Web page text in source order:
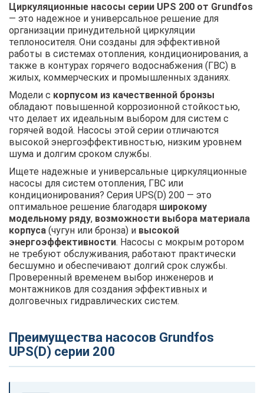
Циркуляционные насосы серии UPS 200 от Grundfos
— это надежное и универсальное решение для
организации принудительной циркуляции
теплоносителя. Они созданы для эффективной
работы в системах отопления, кондиционирования, а
также в контурах горячего водоснабжения (ГВС) в
жилых, коммерческих и промышленных зданиях.
Модели с корпусом из качественной бронзы
обладают повышенной коррозионной стойкостью,
что делает их идеальным выбором для систем с
горячей водой. Насосы этой серии отличаются
высокой энергоэффективностью, низким уровнем
шума и долгим сроком службы.
Ищете надежные и универсальные циркуляционные
насосы для систем отопления, ГВС или
кондиционирования? Серия UPS(D) 200 — это
оптимальное решение благодаря широкому
модельному ряду, возможности выбора материала
корпуса (чугун или бронза) и высокой
энергоэффективности. Насосы с мокрым ротором
не требуют обслуживания, работают практически
бесшумно и обеспечивают долгий срок службы.
Проверенный временем выбор инженеров и
монтажников для создания эффективных и
долговечных гидравлических систем.
Преимущества насосов Grundfos
UPS(D) серии 200